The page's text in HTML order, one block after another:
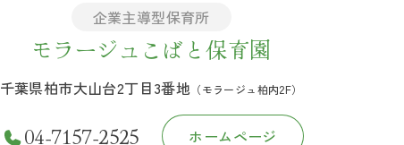
企業主導型保育所
モラージュこばと保育園
千葉県柏市大山台2丁目3番地 （モラージュ柏内2F）
04-7157-2525 ホームページ